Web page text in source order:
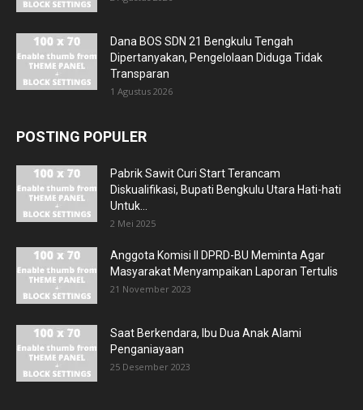
Dana BOS SDN 21 Bengkulu Tengah
Dipertanyakan, Pengelolaan Diduga Tidak
Transparan
1 Agustus 2026
POSTING POPULER
Pabrik Sawit Curi Start Terancam
Diskualifikasi, Bupati Bengkulu Utara Hati-hati
Untuk...
2 Mei 2025
Anggota Komisi II DPRD-BU Meminta Agar
Masyarakat Menyampaikan Laporan Tertulis
21 November 2023
Saat Berkendara, Ibu Dua Anak Alami
Penganiayaan
25 Desember 2023